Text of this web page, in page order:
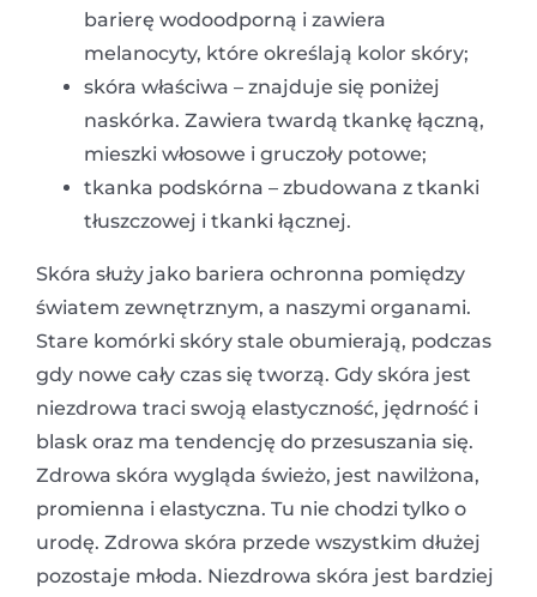
barierę wodoodporną i zawiera
melanocyty, które określają kolor skóry;
skóra właściwa – znajduje się poniżej
naskórka. Zawiera twardą tkankę łączną,
mieszki włosowe i gruczoły potowe;
tkanka podskórna – zbudowana z tkanki
tłuszczowej i tkanki łącznej.
Skóra służy jako bariera ochronna pomiędzy
światem zewnętrznym, a naszymi organami.
Stare komórki skóry stale obumierają, podczas
gdy nowe cały czas się tworzą. Gdy skóra jest
niezdrowa traci swoją elastyczność, jędrność i
blask oraz ma tendencję do przesuszania się.
Zdrowa skóra wygląda świeżo, jest nawilżona,
promienna i elastyczna. Tu nie chodzi tylko o
urodę. Zdrowa skóra przede wszystkim dłużej
pozostaje młoda. Niezdrowa skóra jest bardziej